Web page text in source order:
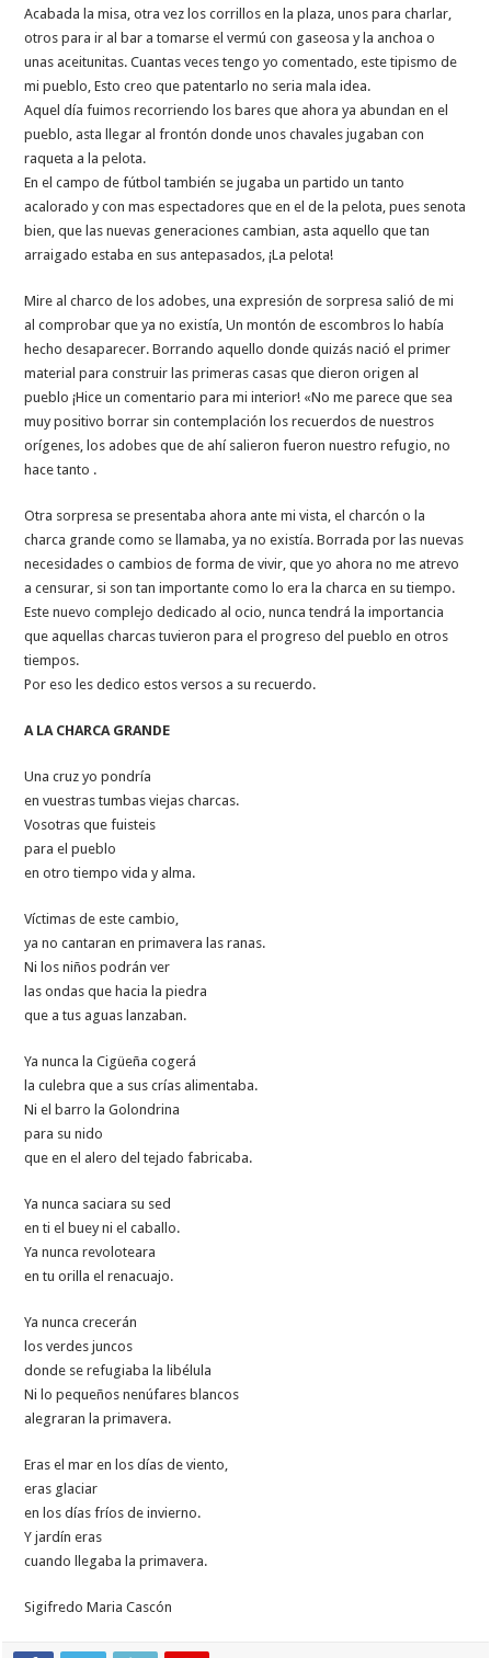
Acabada la misa, otra vez los corrillos en la plaza, unos para charlar,
otros para ir al bar a tomarse el vermú con gaseosa y la anchoa o
unas aceitunitas. Cuantas veces tengo yo comentado, este tipismo de
mi pueblo, Esto creo que patentarlo no seria mala idea.
Aquel día fuimos recorriendo los bares que ahora ya abundan en el
pueblo, asta llegar al frontón donde unos chavales jugaban con
raqueta a la pelota.
En el campo de fútbol también se jugaba un partido un tanto
acalorado y con mas espectadores que en el de la pelota, pues senota
bien, que las nuevas generaciones cambian, asta aquello que tan
arraigado estaba en sus antepasados, ¡La pelota!
Mire al charco de los adobes, una expresión de sorpresa salió de mi
al comprobar que ya no existía, Un montón de escombros lo había
hecho desaparecer. Borrando aquello donde quizás nació el primer
material para construir las primeras casas que dieron origen al
pueblo ¡Hice un comentario para mi interior! «No me parece que sea
muy positivo borrar sin contemplación los recuerdos de nuestros
orígenes, los adobes que de ahí salieron fueron nuestro refugio, no
hace tanto .
Otra sorpresa se presentaba ahora ante mi vista, el charcón o la
charca grande como se llamaba, ya no existía. Borrada por las nuevas
necesidades o cambios de forma de vivir, que yo ahora no me atrevo
a censurar, si son tan importante como lo era la charca en su tiempo.
Este nuevo complejo dedicado al ocio, nunca tendrá la importancia
que aquellas charcas tuvieron para el progreso del pueblo en otros
tiempos.
Por eso les dedico estos versos a su recuerdo.
A LA CHARCA GRANDE
Una cruz yo pondría
en vuestras tumbas viejas charcas.
Vosotras que fuisteis
para el pueblo
en otro tiempo vida y alma.
Víctimas de este cambio,
ya no cantaran en primavera las ranas.
Ni los niños podrán ver
las ondas que hacia la piedra
que a tus aguas lanzaban.
Ya nunca la Cigüeña cogerá
la culebra que a sus crías alimentaba.
Ni el barro la Golondrina
para su nido
que en el alero del tejado fabricaba.
Ya nunca saciara su sed
en ti el buey ni el caballo.
Ya nunca revoloteara
en tu orilla el renacuajo.
Ya nunca crecerán
los verdes juncos
donde se refugiaba la libélula
Ni lo pequeños nenúfares blancos
alegraran la primavera.
Eras el mar en los días de viento,
eras glaciar
en los días fríos de invierno.
Y jardín eras
cuando llegaba la primavera.
Sigifredo Maria Cascón